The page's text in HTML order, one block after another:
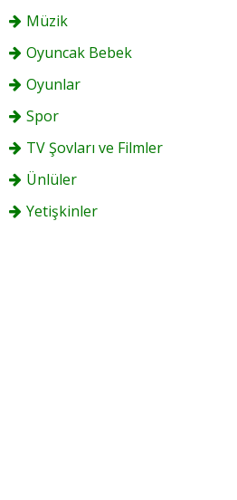
Müzik
Oyuncak Bebek
Oyunlar
Spor
TV Şovları ve Filmler
Ünlüler
Yetişkinler